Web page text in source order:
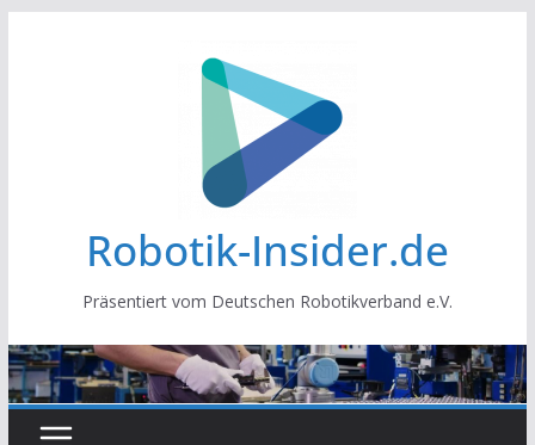
Robotik-Insider.de
Präsentiert vom Deutschen Robotikverband e.V.